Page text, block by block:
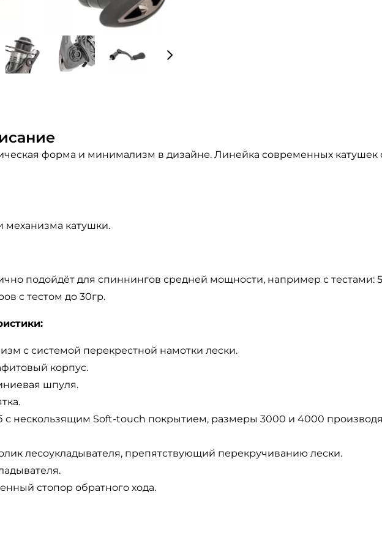
форма и минимализм в дизайне. Линейка современных
механизма катушки.
подойдёт для спиннингов средней мощности, например с тестами:
с тестом до 30гр.
с системой перекрестной намотки лески.
корпус.
шпуля.
нескользящим Soft-touch покрытием, размеры 3000 и 4000
лесоукладывателя, препятствующий перекручиванию лески.
стопор обратного хода.